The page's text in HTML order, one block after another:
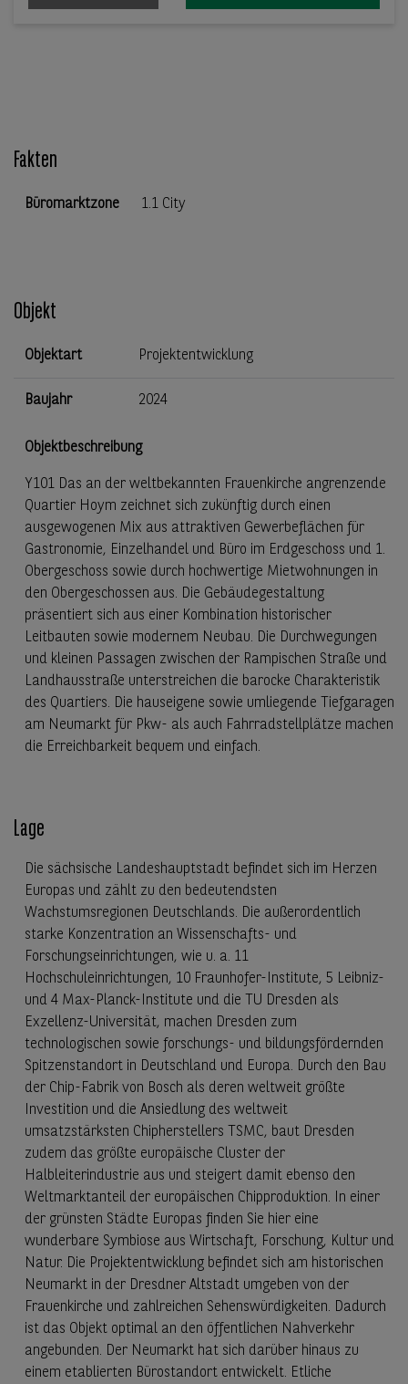
Fakten
Büromarktzone 1.1 City
Objekt
Objektart Projektentwicklung
Baujahr 2024
Objektbeschreibung
Y101 Das an der weltbekannten Frauenkirche angrenzende
Quartier Hoym zeichnet sich zukünftig durch einen
ausgewogenen Mix aus attraktiven Gewerbeflächen für
Gastronomie, Einzelhandel und Büro im Erdgeschoss und 1.
Obergeschoss sowie durch hochwertige Mietwohnungen in
den Obergeschossen aus. Die Gebäudegestaltung
präsentiert sich aus einer Kombination historischer
Leitbauten sowie modernem Neubau. Die Durchwegungen
und kleinen Passagen zwischen der Rampischen Straße und
Landhausstraße unterstreichen die barocke Charakteristik
des Quartiers. Die hauseigene sowie umliegende Tiefgaragen
am Neumarkt für Pkw- als auch Fahrradstellplätze machen
die Erreichbarkeit bequem und einfach.
Lage
Die sächsische Landeshauptstadt befindet sich im Herzen
Europas und zählt zu den bedeutendsten
Wachstumsregionen Deutschlands. Die außerordentlich
starke Konzentration an Wissenschafts- und
Forschungseinrichtungen, wie u. a. 11
Hochschuleinrichtungen, 10 Fraunhofer-Institute, 5 Leibniz-
und 4 Max-Planck-Institute und die TU Dresden als
Exzellenz-Universität, machen Dresden zum
technologischen sowie forschungs- und bildungsfördernden
Spitzenstandort in Deutschland und Europa. Durch den Bau
der Chip-Fabrik von Bosch als deren weltweit größte
Investition und die Ansiedlung des weltweit
umsatzstärksten Chipherstellers TSMC, baut Dresden
zudem das größte europäische Cluster der
Halbleiterindustrie aus und steigert damit ebenso den
Weltmarktanteil der europäischen Chipproduktion. In einer
der grünsten Städte Europas finden Sie hier eine
wunderbare Symbiose aus Wirtschaft, Forschung, Kultur und
Natur. Die Projektentwicklung befindet sich am historischen
Neumarkt in der Dresdner Altstadt umgeben von der
Frauenkirche und zahlreichen Sehenswürdigkeiten. Dadurch
ist das Objekt optimal an den öffentlichen Nahverkehr
angebunden. Der Neumarkt hat sich darüber hinaus zu
einem etablierten Bürostandort entwickelt. Etliche